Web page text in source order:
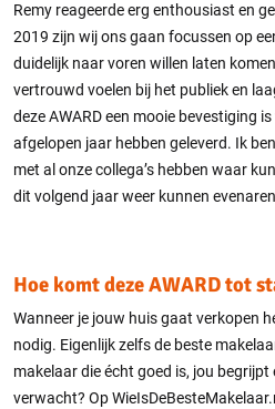
Remy reageerde erg enthousiast en
2019 zijn wij ons gaan focussen op
duidelijk naar voren willen laten
vertrouwd voelen bij het publiek en
deze AWARD een mooie bevestiging
afgelopen jaar hebben geleverd. Ik
met al onze collega’s hebben waar
dit volgend jaar weer kunnen
Hoe komt deze AWARD tot
Wanneer je jouw huis gaat verkopen
nodig. Eigenlijk zelfs de beste
makelaar die écht goed is, jou
verwacht? Op